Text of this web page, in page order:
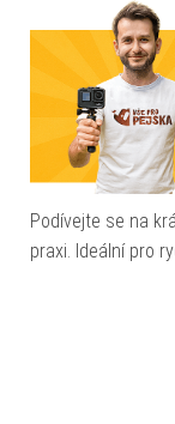
Podívejte se na
praxi. Ideální pro